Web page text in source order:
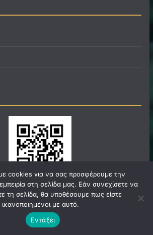
© 2026
cookies για να σας προσφέρουμε την
στη σελίδα μας. Εάν συνεχίσετε να
τη σελίδα, θα υποθέσουμε πως είστε
ικανοποιημένοι με αυτό.
Εντάξει